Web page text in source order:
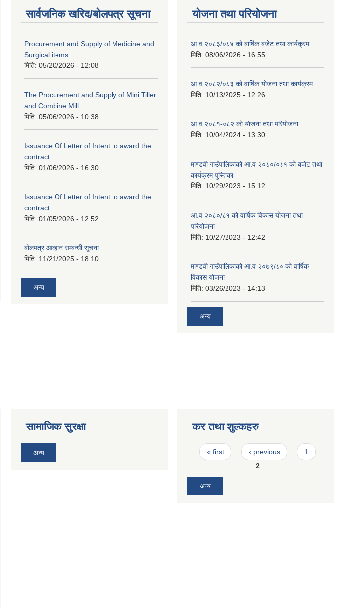
सार्वजनिक खरिद/बोलपत्र सूचना
Procurement and Supply of Medicine and
Surgical items
मिति: 05/20/2026 - 12:08
The Procurement and Supply of Mini Tiller
and Combine Mill
मिति: 05/06/2026 - 10:38
Issuance Of Letter of Intent to award the
contract
मिति: 01/06/2026 - 16:30
Issuance Of Letter of Intent to award the
contract
मिति: 01/05/2026 - 12:52
बोलपत्र आव्हान सम्बन्धी सूचना
मिति: 11/21/2025 - 18:10
अन्य
योजना तथा परियोजना
आ.व २०८३/०८४ को बार्षिक बजेट तथा कार्यक्रम
मिति: 08/06/2026 - 16:55
आ.व २०८२/०८३ को वार्षिक योजना तथा कार्यक्रम
मिति: 10/13/2025 - 12:26
आ.व २०८१-०८२ को योजना तथा परियोजना
मिति: 10/04/2024 - 13:30
माण्डवी गाउँपालिकाको आ.व २०८०/०८१ को बजेट तथा
कार्यक्रम पुस्तिका
मिति: 10/29/2023 - 15:12
आ.व २०८०/८१ को वार्षिक विकास योजना तथा
परियोजना
मिति: 10/27/2023 - 12:42
माण्डवी गाउँपालिकाको आ.व २०७९/८० को वार्षिक
विकास योजना
मिति: 03/26/2023 - 14:13
अन्य
सामाजिक सुरक्षा
अन्य
कर तथा शुल्कहरु
Pages
« first ‹ previous
1
2
अन्य